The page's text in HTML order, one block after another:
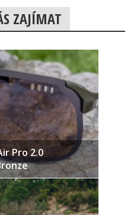
ZAJÍMAT
Pro 2.0